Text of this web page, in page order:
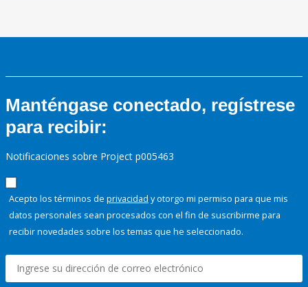
Manténgase conectado, regístrese
para recibir:
Notificaciones sobre Project p005463
Acepto los términos de privacidad y otorgo mi permiso para que mis
datos personales sean procesados con el fin de suscribirme para
recibir novedades sobre los temas que he seleccionado.